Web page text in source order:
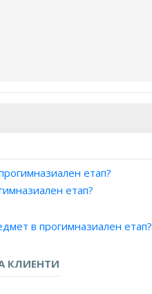
етап?
етап?
в прогимназиален етап?
в гимназиален етап?
КЛИЕНТИ